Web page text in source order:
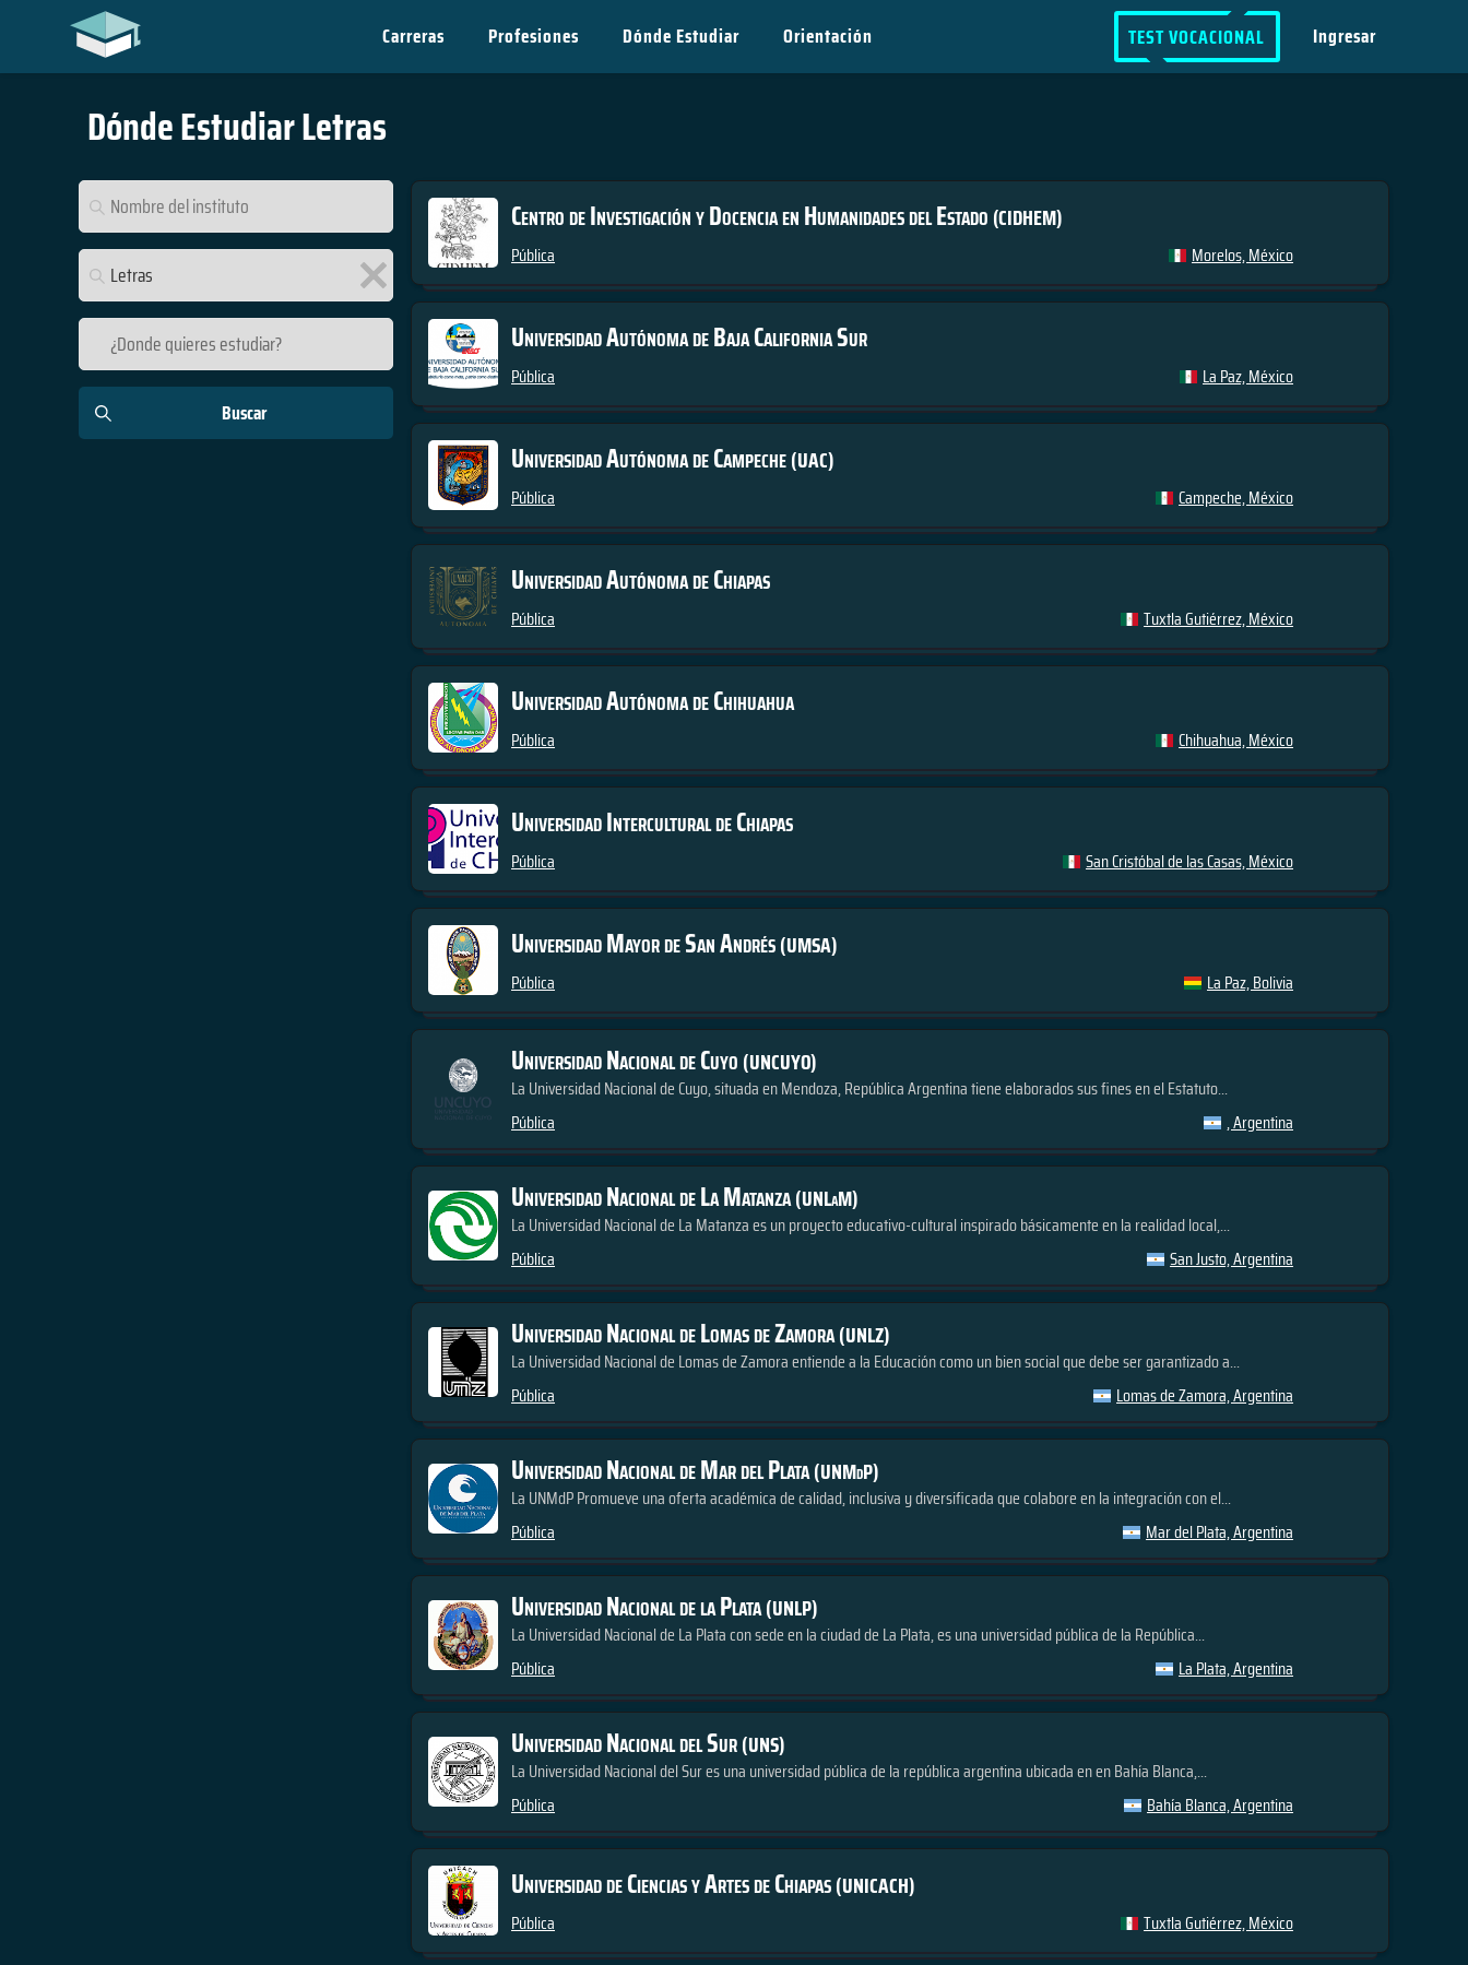
Carreras Profesiones Dónde Estudiar Orientación TEST VOCACIONAL Ingresar
Dónde EstudiarLetras
Centro de Investigación y Docencia en Humanidades del Estado (CIDHEM)
Pública Morelos, México
Universidad Autónoma de Baja California Sur
Pública La Paz, México
Universidad Autónoma de Campeche(UAC)
Pública Campeche, México
Universidad Autónoma de Chiapas
Pública Tuxtla Gutiérrez, México
Universidad Autónoma de Chihuahua
Pública Chihuahua, México
Universidad Intercultural de Chiapas
Pública San Cristóbal de las Casas, México
Universidad Mayor de San Andrés(UMSA)
Pública La Paz, Bolivia
Universidad Nacional de Cuyo (UNCUYO)
La Universidad Nacional de Cuyo, situada en Mendoza, República Argentina tiene elaborados sus fines en el Estatuto...
Pública
, Argentina
Universidad Nacional de La Matanza(UNLaM)
La Universidad Nacional de La Matanza es un proyecto educativo-cultural inspirado básicamente en la realidad local,...
Pública
San Justo, Argentina
Universidad Nacional de Lomas de Zamora(UNLZ)
La Universidad Nacional de Lomas de Zamora entiende a la Educación como un bien social que debe ser garantizado a...
Pública
Lomas de Zamora, Argentina
Universidad Nacional de Mar del Plata(UNMdP)
La UNMdP Promueve una oferta académica de calidad, inclusiva y diversificada que colabore en la integración con el...
Pública
Mar del Plata, Argentina
Universidad Nacional de la Plata(UNLP)
La Universidad Nacional de La Plata con sede en la ciudad de La Plata, es una universidad pública de la República...
Pública
La Plata, Argentina
Universidad Nacional del Sur(UNS)
La Universidad Nacional del Sur es una universidad pública de la república argentina ubicada en en Bahía Blanca,...
Pública
Bahía Blanca, Argentina
Universidad de Ciencias y Artes de Chiapas(UNICACH)
Pública Tuxtla Gutiérrez, México
Alemania
Argentina